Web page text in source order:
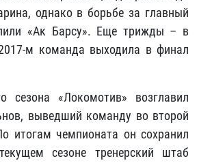
однако в борьбе за главный
«Ак Барсу». Еще трижды – в
м команда выходила в финал
сезона «Локомотив» возглавил
выведший команду во второй
итогам чемпионата он сохранил
сезоне тренерский штаб